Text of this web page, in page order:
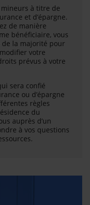
à titre de
et d’épargne.
de manière
bénéficiaire, vous
de la majorité pour
votre
prévus à votre
sera confié
ou d’épargne
règles
du
auprès d’un
à vos questions